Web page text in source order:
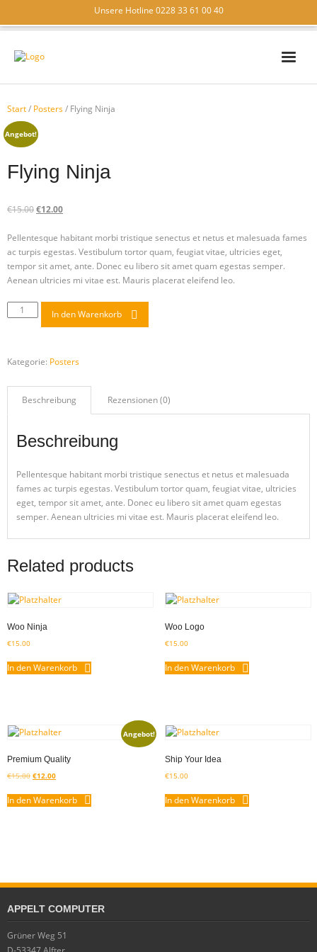
Unsere Hotline 0228 33 61 00 40
IT – SUPPORT
WIR ÜBER UNS
KONTAKT
Start/ Posters/ Flying Ninja
Angebot!
Flying Ninja
€15.00€12.00
Pellentesque habitant morbi tristique senectus et netus et malesuada fames
ac turpis egestas. Vestibulum tortor quam, feugiat vitae, ultricies eget,
tempor sit amet, ante. Donec eu libero sit amet quam egestas semper.
Aenean ultricies mi vitae est. Mauris placerat eleifend leo.
In den Warenkorb
Kategorie: Posters
Beschreibung Rezensionen (0)
Beschreibung
Pellentesque habitant morbi tristique senectus et netus et malesuada
fames ac turpis egestas. Vestibulum tortor quam, feugiat vitae, ultricies
eget, tempor sit amet, ante. Donec eu libero sit amet quam egestas
semper. Aenean ultricies mi vitae est. Mauris placerat eleifend leo.
Related products
Woo Ninja
€15.00
In den Warenkorb
Woo Logo
€15.00
In den Warenkorb
Angebot!
Premium Quality
€15.00 €12.00
In den Warenkorb
Ship Your Idea
€15.00
In den Warenkorb
APPELT COMPUTER
Grüner Weg 51